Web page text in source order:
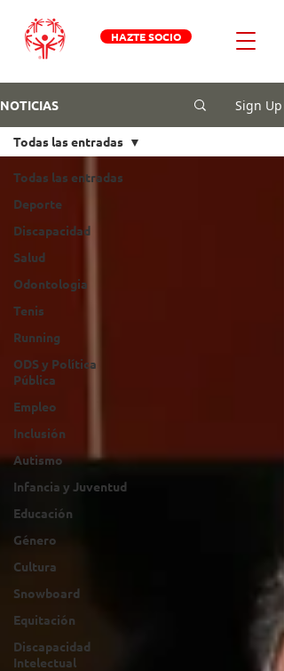
HAZTE SOCIO
NOTICIAS Sign Up
Todas las entradas
Deporte
Discapacidad
Salud
Odontologia
Tenis
Running
ODS y Política
Pública
Empleo
Inclusión
Autismo
Infancia y Juventud
Educación
Género
Cultura
Snowboard
Equitación
Discapacidad
Intelectual
Todas las entradas